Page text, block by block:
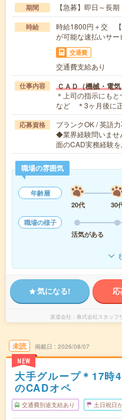
期間 【急募】即日～長期
時給
時給1800円＋交
が可能な速払いサー
交通費
交通費支給あり
仕事内容 ＣＡＤ（機械・電
＊上司の指示にも
など ＊3ヶ月後に
応募資格
ブランクOK / 英語
◆業界経験問いま
面のCAD実務経験
職場の雰囲気
年齢層
20代
30
職場の様子
活気がある
気になる!
派遣会社 株式会社スタッフ
未読
NEW
掲載日 2026/08/07
大手グループ＊17時
のCADオペ
交通費別途支給あり 土日祝日